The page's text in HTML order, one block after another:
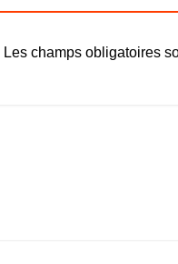
Les champs obligatoires